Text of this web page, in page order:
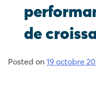
de
Posted on 19 octobre